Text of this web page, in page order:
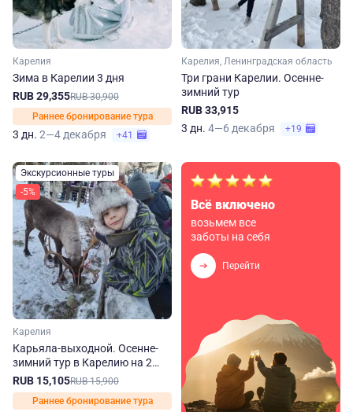
Карелия
Зима в Карелии 3 дня
RUB 29,355RUB 30,900
Раннее бронирование тура
3 дн. 2—4 декабря +41
Карелия, Ленинградская область
Три грани Карелии. Осенне-
зимний тур
RUB 33,915
3 дн. 4—6 декабря +19
Экскурсионные туры
-5%
Карелия
Карьяла-выходной. Осенне-
зимний тур в Карелию на 2
дня
RUB 15,105RUB 15,900
Раннее бронирование тура
Всё включено
возьмем все
заботы на себя
Перейти